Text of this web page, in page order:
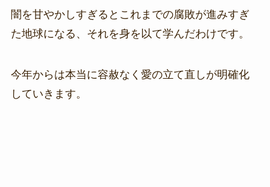
闇を甘やかしすぎるとこれまでの腐敗が進みすぎ
た地球になる、それを身を以て学んだわけです。
今年からは本当に容赦なく愛の立て直しが明確化
していきます。